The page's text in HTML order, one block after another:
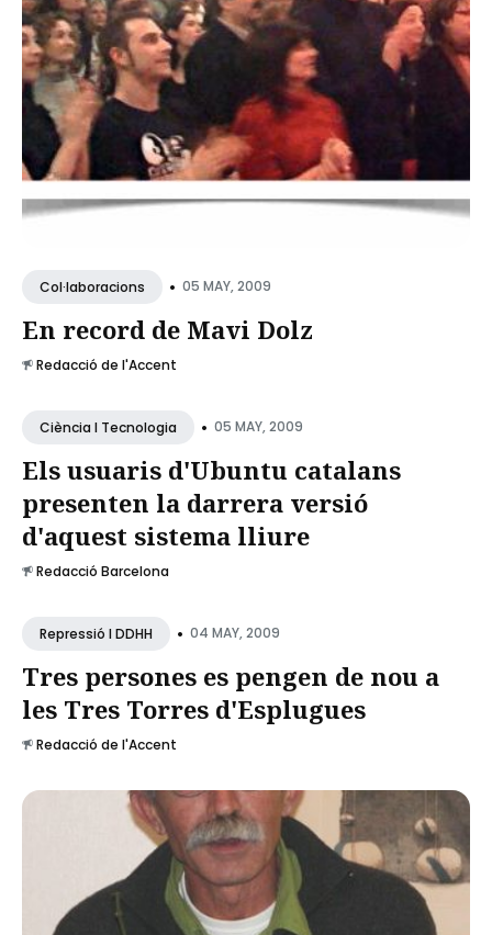
Col·laboracions • 05 MAY, 2009
En record de Mavi Dolz
Redacció de l'Accent
Ciència I Tecnologia • 05 MAY, 2009
Els usuaris d'Ubuntu catalans
presenten la darrera versió
d'aquest sistema lliure
Redacció Barcelona
Repressió I DDHH • 04 MAY, 2009
Tres persones es pengen de nou a
les Tres Torres d'Esplugues
Redacció de l'Accent